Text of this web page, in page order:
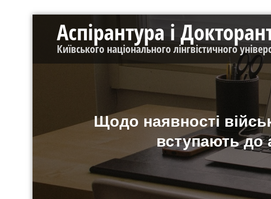
контентуАспірантура і
Київського національного лінгвістичного
Щодо наявності
вступають до